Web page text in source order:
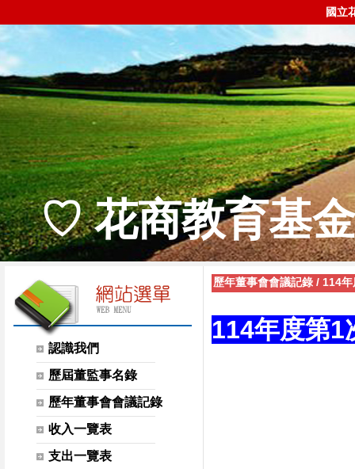
國立
♡ 花商教育基
認識我們
歷屆董監事名錄
歷年董事會會議記錄
收入一覽表
支出一覽表
歷年董事會會議記錄 / 114
114年度第1